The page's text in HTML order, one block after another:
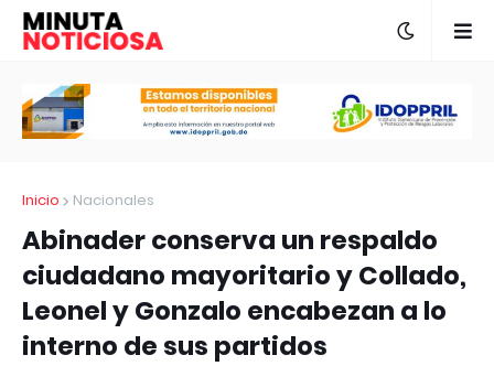
Inicio Nacionales
Abinader conserva un respaldo
ciudadano mayoritario y Collado,
Leonel y Gonzalo encabezan a lo
interno de sus partidos